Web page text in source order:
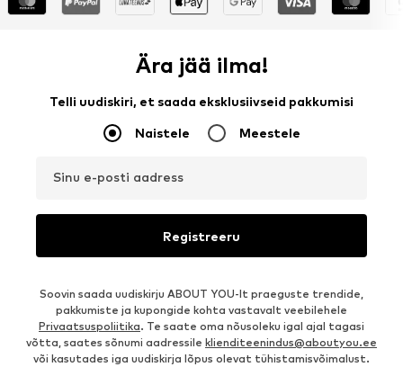
Ära jää ilma!
Telli uudiskiri, et saada eksklusiivseid pakkumisi
Naistele Meestele
Sinu e-posti aadress
Registreeru
Soovin saada uudiskirju ABOUT YOU-lt praeguste trendide,
pakkumiste ja kupongide kohta vastavalt veebilehele
Privaatsuspoliitika. Te saate oma nõusoleku igal ajal tagasi
võtta, saates sõnumi aadressile klienditeenindus@aboutyou.ee
või kasutades iga uudiskirja lõpus olevat tühistamisvõimalust.